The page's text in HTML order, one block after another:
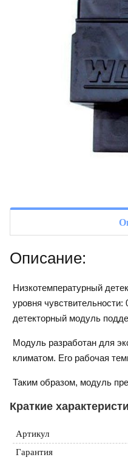
Описание:
Низкотемпературный
уровня
детекторный модуль
Модуль разработан для
климатом. Его рабочая
Таким образом, модуль
Краткие
Артикул
Гарантия